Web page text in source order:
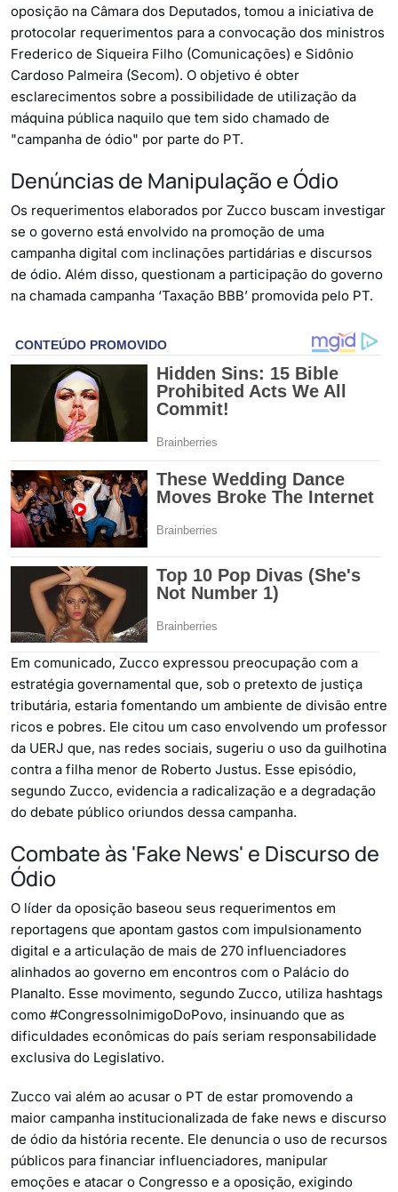
oposição na Câmara dos Deputados, tomou a iniciativa de
protocolar requerimentos para a convocação dos ministros
Frederico de Siqueira Filho (Comunicações) e Sidônio
Cardoso Palmeira (Secom). O objetivo é obter
esclarecimentos sobre a possibilidade de utilização da
máquina pública naquilo que tem sido chamado de
"campanha de ódio" por parte do PT.
Denúncias de Manipulação e Ódio
Os requerimentos elaborados por Zucco buscam investigar
se o governo está envolvido na promoção de uma
campanha digital com inclinações partidárias e discursos
de ódio. Além disso, questionam a participação do governo
na chamada campanha ‘Taxação BBB’ promovida pelo PT.
Em comunicado, Zucco expressou preocupação com a
estratégia governamental que, sob o pretexto de justiça
tributária, estaria fomentando um ambiente de divisão entre
ricos e pobres. Ele citou um caso envolvendo um professor
da UERJ que, nas redes sociais, sugeriu o uso da guilhotina
contra a filha menor de Roberto Justus. Esse episódio,
segundo Zucco, evidencia a radicalização e a degradação
do debate público oriundos dessa campanha.
Combate às 'Fake News' e Discurso de
Ódio
O líder da oposição baseou seus requerimentos em
reportagens que apontam gastos com impulsionamento
digital e a articulação de mais de 270 influenciadores
alinhados ao governo em encontros com o Palácio do
Planalto. Esse movimento, segundo Zucco, utiliza hashtags
como #CongressoInimigoDoPovo, insinuando que as
dificuldades econômicas do país seriam responsabilidade
exclusiva do Legislativo.
Zucco vai além ao acusar o PT de estar promovendo a
maior campanha institucionalizada de fake news e discurso
de ódio da história recente. Ele denuncia o uso de recursos
públicos para financiar influenciadores, manipular
emoções e atacar o Congresso e a oposição, exigindo